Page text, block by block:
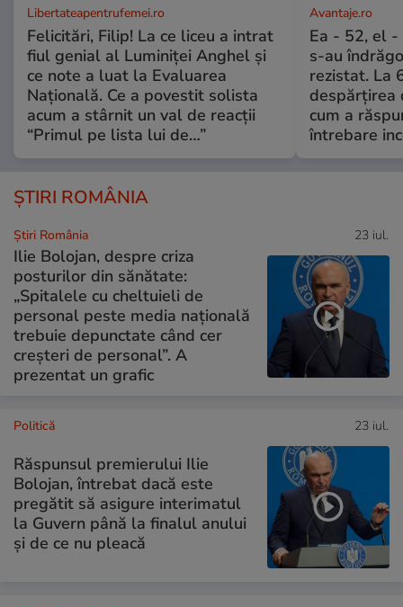
Libertateapentrufemei.ro
Felicitări, Filip! La ce liceu a intrat
fiul genial al Luminiței Anghel și
ce note a luat la Evaluarea
Națională. Ce a povestit solista
acum a stârnit un val de reacții
“Primul pe lista lui de…”
Avantaje.ro
Ea - 52, el -
s-au
rezistat. La
despărțirea
cum a
întrebare
ȘTIRI ROMÂNIA
Știri România 23 iul.
Ilie Bolojan, despre criza
posturilor din sănătate:
„Spitalele cu cheltuieli de
personal peste media națională
trebuie depunctate când cer
creșteri de personal”. A
prezentat un grafic
Politică 23 iul.
Răspunsul premierului Ilie
Bolojan, întrebat dacă este
pregătit să asigure interimatul
la Guvern până la finalul anului
și de ce nu pleacă